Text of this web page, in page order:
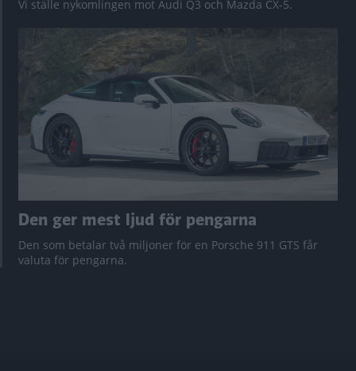
Vi ställe nykomlingen mot Audi Q3 och Mazda CX-5.
Den ger mest ljud för pengarna
Den som betalar två miljoner för en Porsche 911 GTS får
valuta för pengarna.